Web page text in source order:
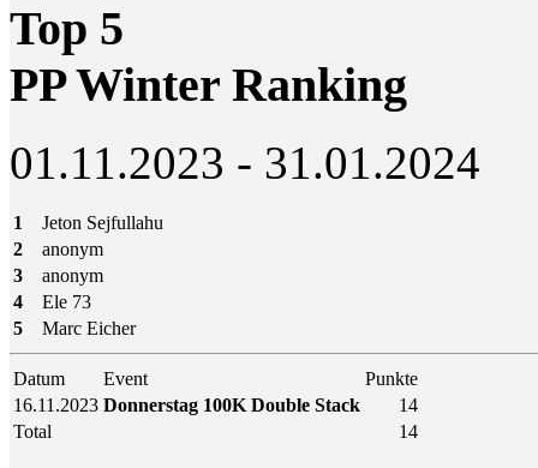
Top 5
PP Winter Ranking
01.11.2023 - 31.01.2024
1
Jeton Sejfullahu
2
anonym
3
anonym
4
Ele 73
5
Marc Eicher
Datum Event
Punkte
16.11.2023 Donnerstag 100K Double Stack
14
Total
14